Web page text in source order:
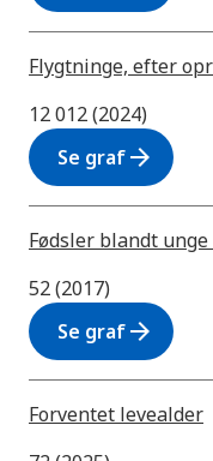
Flygtninge, efter
12 012 (2024)
Se grafarrow_forward
Fødsler blandt
52 (2017)
Se grafarrow_forward
Forventet levealder